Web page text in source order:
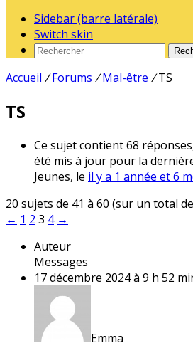
Sidebar (barre latérale)
Switch skin
Accueil / Forums / Mal-être / TS
TS
Ce sujet contient 68
été mis à jour pour la
Jeunes, le il y a 1 année et 6
20 sujets de 41 à 60 (sur un total
← 1 2 3 4 →
Auteur
Messages
17 décembre 2024 à 9 h 52
Emma